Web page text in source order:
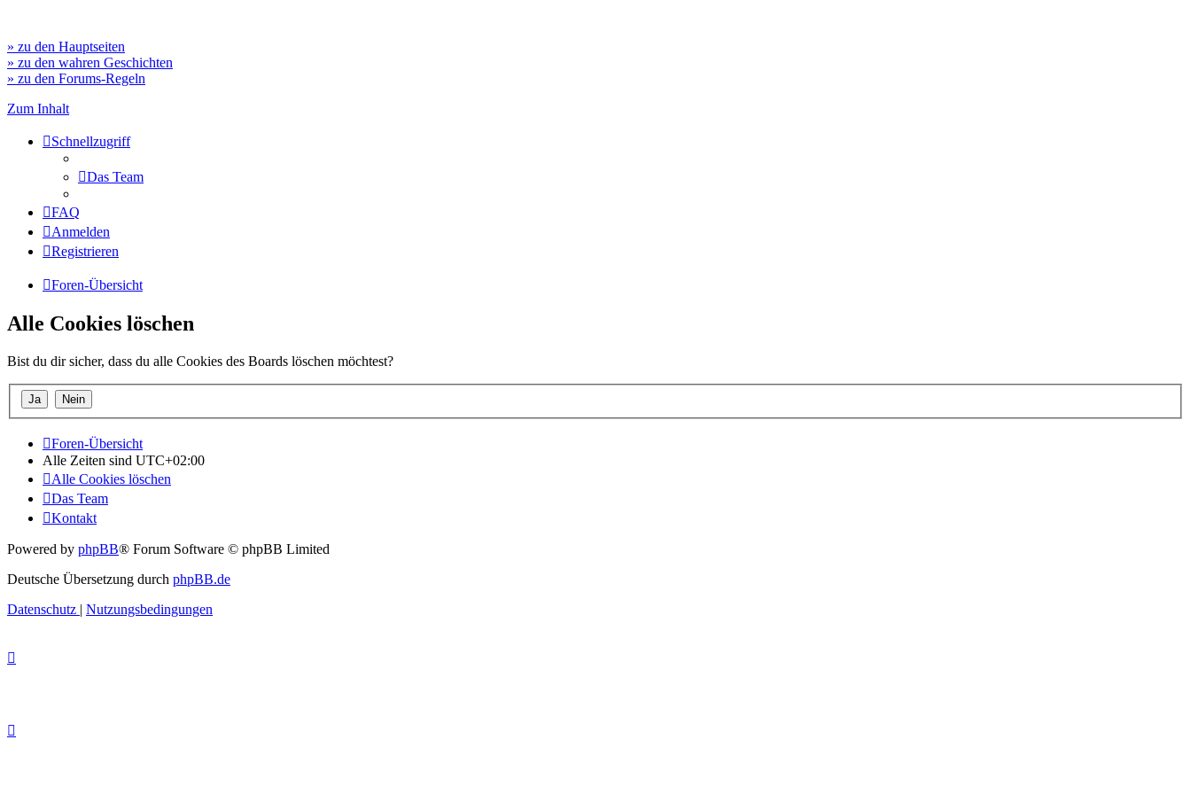
» zu den Hauptseiten
» zu den wahren Geschichten
» zu den Forums-Regeln
Zum Inhalt
Schnellzugriff
Das Team
FAQ
Anmelden
Registrieren
Foren-Übersicht
Alle Cookies löschen
Bist du dir sicher, dass du alle Cookies des Boards löschen möchtest?
Foren-Übersicht
Alle Zeiten sind UTC+02:00
Alle Cookies löschen
Das Team
Kontakt
Powered by phpBB® Forum Software © phpBB Limited
Deutsche Übersetzung durch phpBB.de
Datenschutz | Nutzungsbedingungen